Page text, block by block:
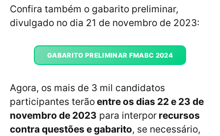
Confira também o gabarito preliminar,
divulgado no dia 21 de novembro de 2023:
GABARITO PRELIMINAR FMABC 2024
Agora, os mais de 3 mil candidatos
participantes terãoentre os dias 22 e 23 de
novembro de 2023 para interpor recursos
contra questões e gabarito, se necessário,